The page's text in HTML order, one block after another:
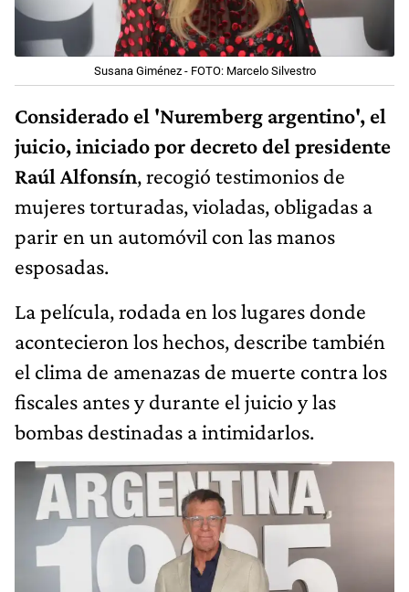
Susana Giménez - FOTO: Marcelo Silvestro
Considerado el 'Nuremberg argentino', el
juicio, iniciado por decreto del presidente
Raúl Alfonsín, recogió testimonios de
mujeres torturadas, violadas, obligadas a
parir en un automóvil con las manos
esposadas.
La película, rodada en los lugares donde
acontecieron los hechos, describe también
el clima de amenazas de muerte contra los
fiscales antes y durante el juicio y las
bombas destinadas a intimidarlos.